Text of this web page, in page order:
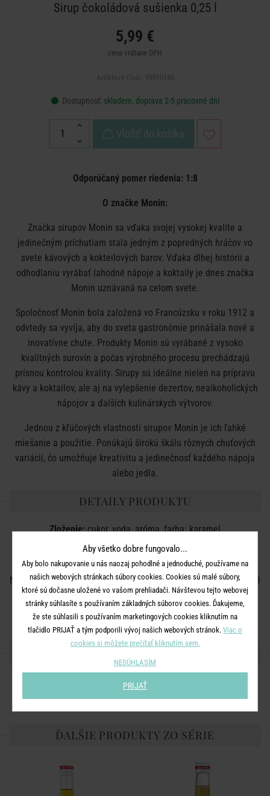
Sirup čokoládová sušienka 0,25 l
5,99 €
cena vrátane DPH
Dostupnosť: skladem, doprava 2-5 pracovné dni
Vložiť do košíka
Odporúčaný pomer riedenia: 1:8
O značke Monin:
Značka sirupov Monin sa vďaka svojej vysokej kvalite a
jedinečným príchutiam stala jedným z popredných hráčov vo
svete kávových a kokteilových barov. Vďaka dlhej histórii a
odhodlaniu vyrábať lahodné nápoje a koktaily je dnes značka
Monin uznávaná na celom svete.
Spoločnosť Monin bola založená vo Francúzsku v roku 1912 a
odvtedy sa vyvíja, aby do sveta gastronómie prinášala nové a
inovatívne chute. Produkty Monin sú vyrábané z vysoko
kvalitných surovín a počas výrobného procesu prechádzajú
prísnou kontrolou kvality. Sirupy sú ideálne nielen na prípravu
kávy a koktailov, ale aj na vylepšenie dezertov, nealkoholických
nápojov a ďalších kulinárskych výtvorov.
Jednou z kľúčových vlastností sirupov Monin je ich ľahké
miešanie a použitie. Ponúkajú širokú škálu rôznych chuťových
variácií, čo umožňuje kreativitu a jedinečnosť každého nápoja
alebo jedla.
DETAILY PRODUKTU
Zloženie:cukor, voda, aróma, farba: karamel
káva, horúca čokoláda, koktaily, dezerty, smoothies,
pečivo
Neobsahuje žiadne významné alergény. Možno konzumovať až 3
mesiace po otvorení. Skladujte na suchom a chladnom mieste.
Vegánsky výrobok.
ĎALŠIE PRODUKTY ZO SÉRIE
Aby všetko dobre fungovalo...
Aby bolo nakupovanie u nás naozaj pohodlné a jednoduché, používame na
našich webových stránkach súbory cookies. Cookies sú malé súbory,
ktoré sú dočasne uložené vo vašom prehliadači. Návštevou tejto webovej
stránky súhlasíte s používaním základných súborov cookies. Ďakujeme,
že ste súhlasili s používaním marketingových cookies kliknutím na
tlačidlo PRIJAŤ a tým podporili vývoj našich webových stránok. Viac o
cookies si môžete prečítať kliknutím sem.
NESÚHLASÍM
PRIJAŤ